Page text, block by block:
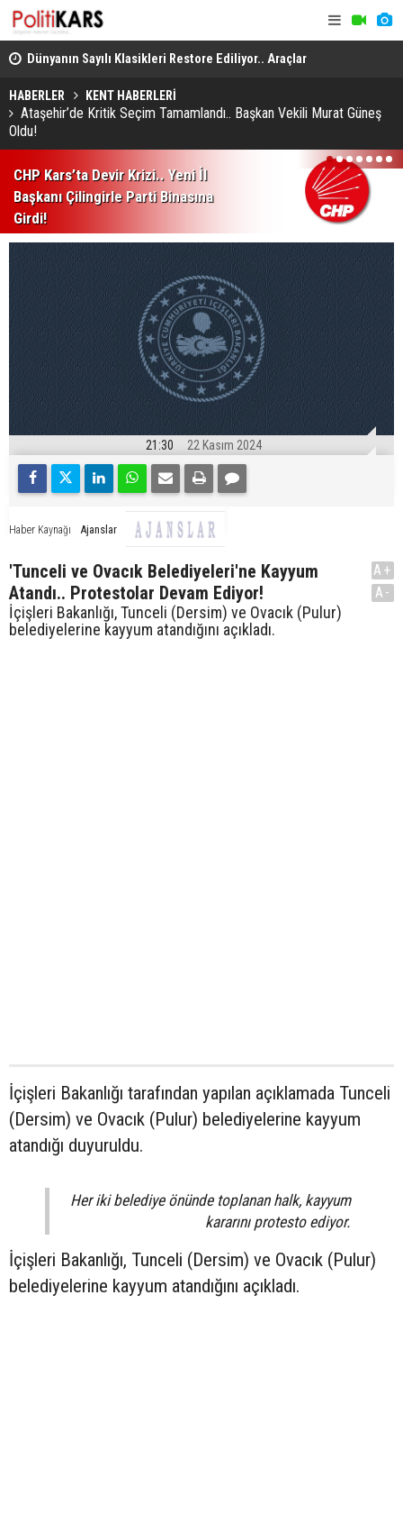
Dünyanın Sayılı Klasikleri Restore Ediliyor.. Araçlar
Yeniden Yollara Dönüyor!
HABERLER KENT HABERLERİ
Ataşehir’de Kritik Seçim Tamamlandı.. Başkan Vekili Murat Güneş
Oldu!
CHP Kars’ta Devir Krizi.. Yeni İl
Başkanı Çilingirle Parti Binasına
Girdi!
1 2 3 4 5 6 7
21:30 22 Kasım 2024
Haber Kaynağı Ajanslar
'Tunceli ve Ovacık Belediyeleri'ne Kayyum
Atandı.. Protestolar Devam Ediyor!
İçişleri Bakanlığı, Tunceli (Dersim) ve Ovacık (Pulur)
belediyelerine kayyum atandığını açıkladı.
A+
A-
İçişleri Bakanlığı tarafından yapılan açıklamada Tunceli
(Dersim) ve Ovacık (Pulur) belediyelerine kayyum
atandığı duyuruldu.
Her iki belediye önünde toplanan halk, kayyum
kararını protesto ediyor.
İçişleri Bakanlığı, Tunceli (Dersim) ve Ovacık (Pulur)
belediyelerine kayyum atandığını açıkladı.